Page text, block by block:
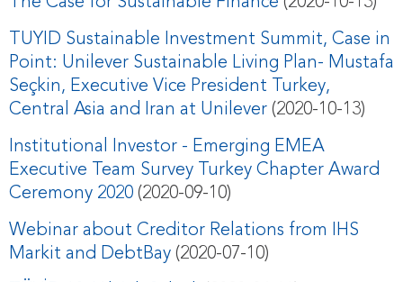
TUYID Sustainable Investment Summit, Case in
Point: Unilever Sustainable Living Plan- Mustafa
Seçkin, Executive Vice President Turkey,
Central Asia and Iran at Unilever (2020-10-13)
Institutional Investor - Emerging EMEA
Executive Team Survey Turkey Chapter Award
Ceremony 2020 (2020-09-10)
Webinar about Creditor Relations from IHS
Markit and DebtBay (2020-07-10)